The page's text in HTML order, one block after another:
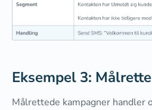
Eksempel 3:
Målrettede kampagner handler